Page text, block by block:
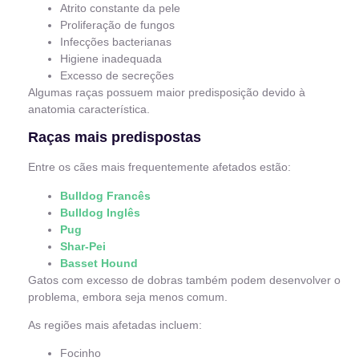
Atrito constante da pele
Proliferação de fungos
Infecções bacterianas
Higiene inadequada
Excesso de secreções
Algumas raças possuem maior predisposição devido à
anatomia característica.
Raças mais predispostas
Entre os cães mais frequentemente afetados estão:
Bulldog Francês
Bulldog Inglês
Pug
Shar-Pei
Basset Hound
Gatos com excesso de dobras também podem desenvolver o
problema, embora seja menos comum.
As regiões mais afetadas incluem:
Focinho